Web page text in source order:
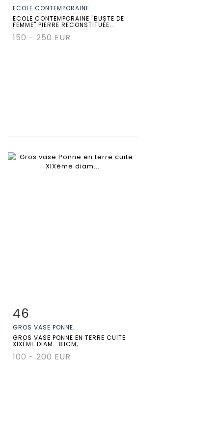
ECOLE CONTEMPORAINE...
ECOLE CONTEMPORAINE "BUSTE DE
FEMME" PIERRE RECONSTITUÉE...
150 - 250 EUR
Fiche détaillée
46
GROS VASE PONNE...
GROS VASE PONNE EN TERRE CUITE
XIXÈME DIAM : 81CM,...
100 - 200 EUR